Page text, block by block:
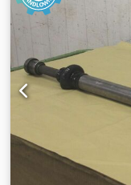
Dwjdpfx Aszrwa
demontowalne;
stałe i napędzane;
obejrzenia
włączoną maszyną